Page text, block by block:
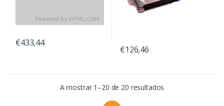
€433,44
€126,46
A mostrar 1–20 de 20 resultados